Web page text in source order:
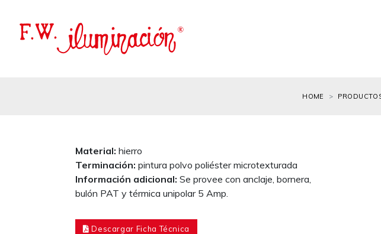
HOME
Material: hierro
Terminación: pintura polvo poliéster microtexturada
Información adicional: Se provee con anclaje, bornera,
bulón PAT y térmica unipolar 5 Amp.
Descargar Ficha Técnica